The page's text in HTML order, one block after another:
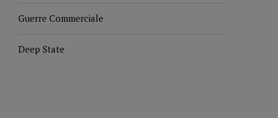
Guerre Commerciale
Deep State